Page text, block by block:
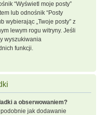
“Wyświetl moje posty”
lub odnośnik “Posty
wybierając „Twoje posty” z
lewym rogu witryny. Jeśli
wyszukiwania
funkcji.
a obserwowaniem?
podobnie jak dodawanie